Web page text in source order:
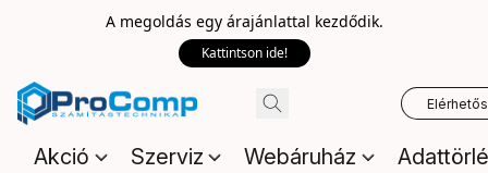
A megoldás egy árajánlattal kezdődik.
Kattintson ide!
Akció Szerviz Webáruház